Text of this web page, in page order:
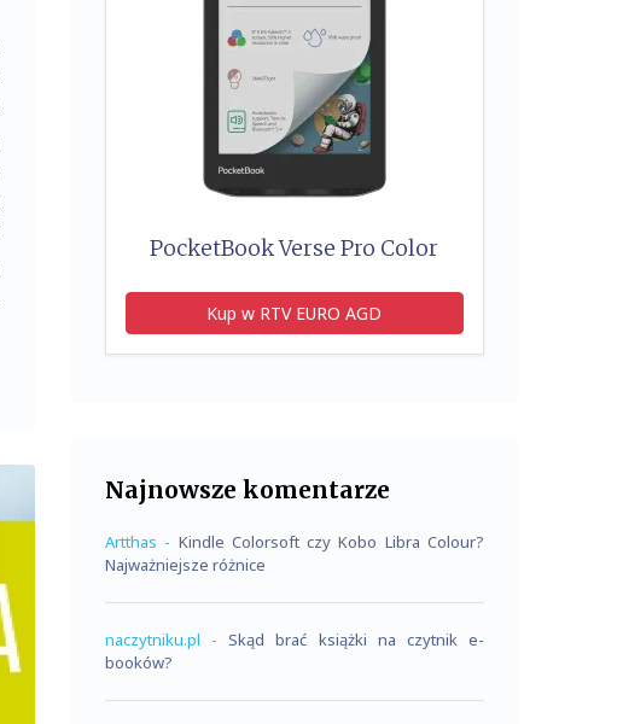
PocketBook Verse Pro Color
Kup w RTV EURO AGD
Najnowsze komentarze
Artthas - Kindle Colorsoft czy Kobo Libra Colour?
Najważniejsze różnice
naczytniku.pl - Skąd brać książki na czytnik e-
booków?